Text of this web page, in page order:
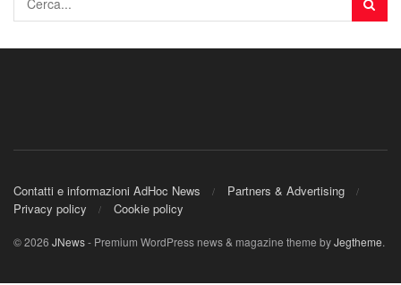
Contatti e informazioni AdHoc News
Partners & Advertising
Privacy policy
Cookie policy
© 2026 JNews- Premium WordPress news & magazine theme byJegtheme.